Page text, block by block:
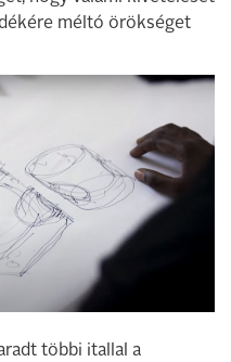
méltó örökséget
többi itallal a